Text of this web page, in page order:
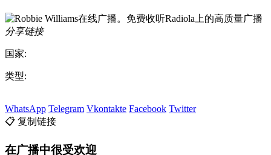
分享链接
国家:
类型:
WhatsApp Telegram Vkontakte Facebook Twitter
📋 复制链接
在广播中很受欢迎